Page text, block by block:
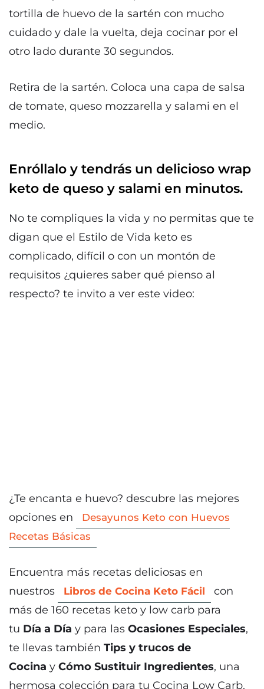
tortilla de huevo de la sartén con mucho
cuidado y dale la vuelta, deja cocinar por el
otro lado durante 30 segundos.
Retira de la sartén. Coloca una capa de salsa
de tomate, queso mozzarella y salami en el
medio.
Enróllalo y tendrás un delicioso wrap
keto de queso y salami en minutos.
No te compliques la vida y no permitas que te
digan que el Estilo de Vida keto es
complicado, difícil o con un montón de
requisitos ¿quieres saber qué pienso al
respecto? te invito a ver este video:
¿Te encanta e huevo? descubre las mejores
opciones en
Desayunos Keto con Huevos
Recetas Básicas
Encuentra más recetas deliciosas en
nuestros
Libros de Cocina Keto Fácil
con
más de 160 recetas keto y low carb para
tu Día a Día y para las Ocasiones Especiales,
te llevas también Tips y trucos de
Cocina y Cómo Sustituir Ingredientes, una
hermosa colección para tu Cocina Low Carb.